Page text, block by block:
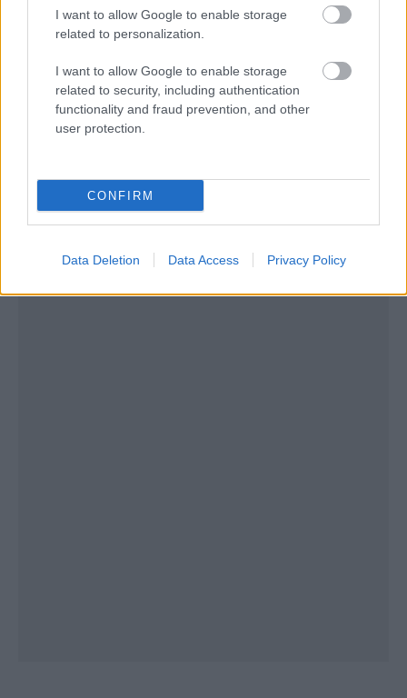
I want to allow Google to enable storage
related to personalization.
I want to allow Google to enable storage
related to security, including authentication
functionality and fraud prevention, and other
user protection.
CONFIRM
Data Deletion Data Access Privacy Policy